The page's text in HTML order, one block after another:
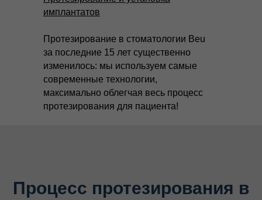
имплантатов
Протезирование в стоматологии Beu
за последние 15 лет существенно
изменилось: мы используем самые
современные технологии,
максимально облегчая весь процесс
протезирования для пациента!
Процесс протезирования в